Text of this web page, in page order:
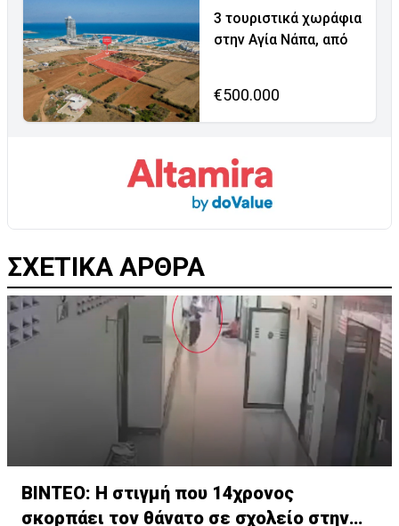
3 τουριστικά χωράφια
στην Αγία Νάπα, από
€500.000
ΣΧΕΤΙΚΑ ΑΡΘΡΑ
ΒΙΝΤΕΟ: Η στιγμή που 14χρονος
σκορπάει τον θάνατο σε σχολείο στην